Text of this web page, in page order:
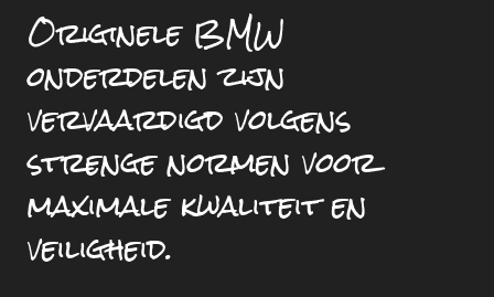
Originele BMW
onderdelen zijn
vervaardigd volgens
strenge normen voor
maximale kwaliteit en
veiligheid.